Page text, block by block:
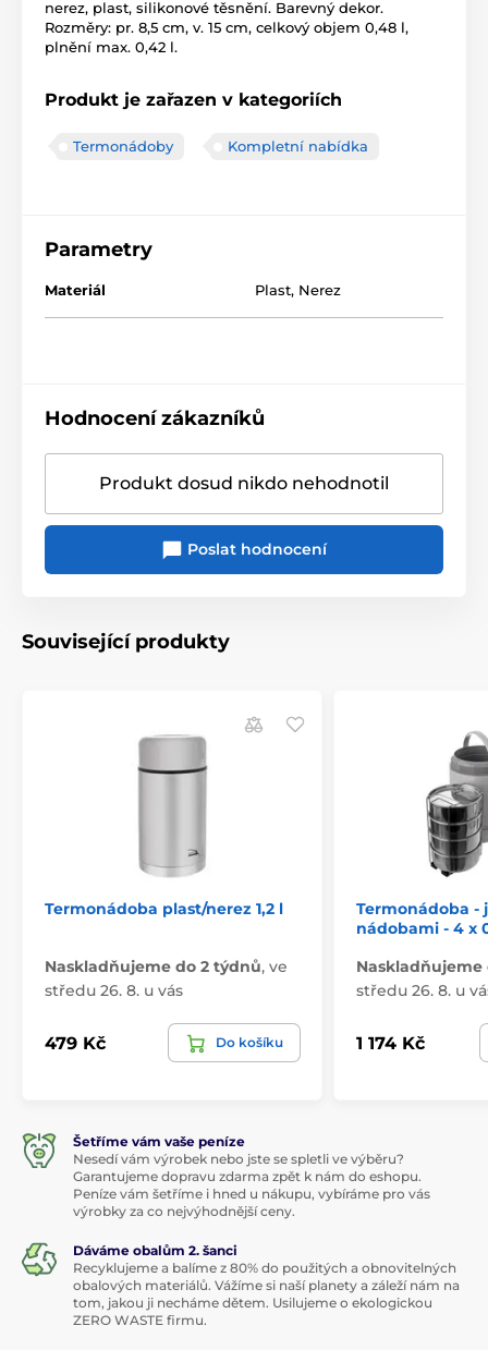
nerez, plast, silikonové těsnění. Barevný dekor.
Rozměry: pr. 8,5 cm, v. 15 cm, celkový objem 0,48 l,
plnění max. 0,42 l.
Produkt je zařazen v kategoriích
Termonádoby Kompletní nabídka
Parametry
Materiál Plast, Nerez
Hodnocení zákazníků
Produkt dosud nikdo nehodnotil
Poslat hodnocení
Související produkty
Termonádoba plast/nerez 1,2 l
Naskladňujeme do 2 týdnů, ve
středu 26. 8. u vás
479 Kč Do košíku
Termonádoba -
nádobami - 4 x
Naskladňujeme
středu 26. 8. u
1 174 Kč
Šetříme vám vaše peníze
Nesedí vám výrobek nebo jste se spletli ve výběru?
Garantujeme dopravu zdarma zpět k nám do eshopu.
Peníze vám šetříme i hned u nákupu, vybíráme pro vás
výrobky za co nejvýhodnější ceny.
Dáváme obalům 2. šanci
Recyklujeme a balíme z 80% do použitých a obnovitelných
obalových materiálů. Vážíme si naší planety a záleží nám na
tom, jakou ji necháme dětem. Usilujeme o ekologickou
ZERO WASTE firmu.